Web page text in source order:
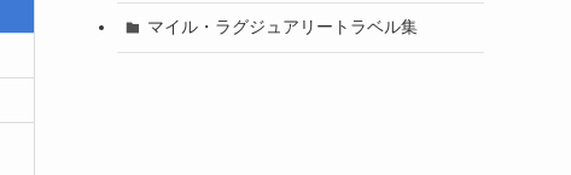
マイル・ラグジュアリートラベル集